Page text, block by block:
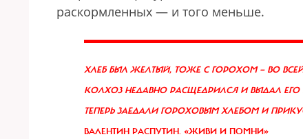
раскормленных — и того меньше.
ХЛЕБ БЫЛ ЖЕЛТЫЙ, ТОЖЕ С ГОРОХОМ — ВО
КОЛХОЗ НЕДАВНО РАСЩЕДРИЛСЯ И ВЫДАЛ
ТЕПЕРЬ ЗАЕДАЛИ ГОРОХОВЫМ ХЛЕБОМ И
ВАЛЕНТИН РАСПУТИН. «ЖИВИ И ПОМНИ»